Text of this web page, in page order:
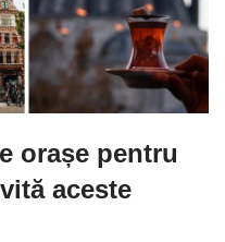
orașe pentru
aceste